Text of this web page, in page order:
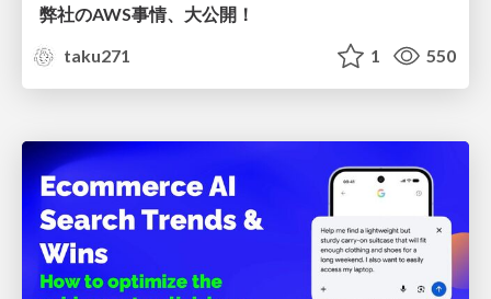
弊社のAWS事情、大公開！
taku271
1 550